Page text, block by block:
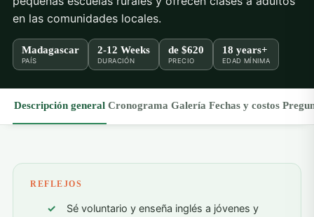
en las comunidades locales.
Madagascar
PAÍS
2-12 Weeks
DURACIÓN
de $620
PRECIO
18 years+
EDAD MÍNIMA
Descripción general Cronograma Galería Fechas y costos
REFLEJOS
Sé voluntario y enseña inglés a jóvenes y